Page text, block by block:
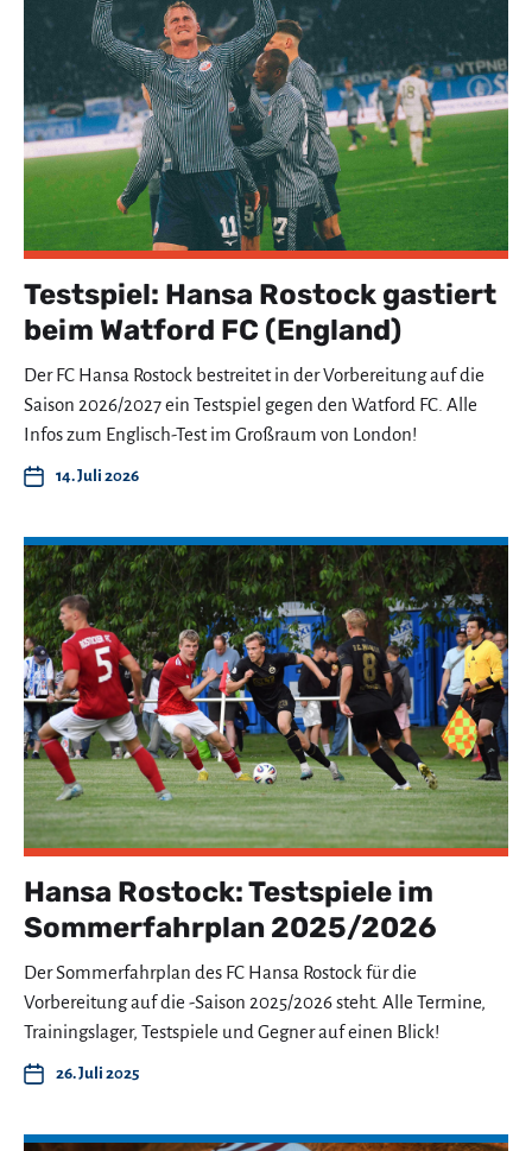
Testspiel: Hansa Rostock gastiert
beim Watford FC (England)
Der FC Hansa Rostock bestreitet in der Vorbereitung auf die
Saison 2026/2027 ein Testspiel gegen den Watford FC. Alle
Infos zum Englisch-Test im Großraum von London!
14. Juli 2026
Hansa Rostock: Testspiele im
Sommerfahrplan 2025/2026
Der Sommerfahrplan des FC Hansa Rostock für die
Vorbereitung auf die -Saison 2025/2026 steht. Alle Termine,
Trainingslager, Testspiele und Gegner auf einen Blick!
26. Juli 2025